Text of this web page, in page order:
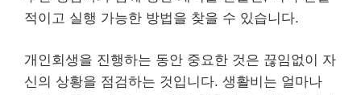
적이고 실행 가능한 방법을 찾을 수 있습니다.
개인회생을 진행하는 동안 중요한 것은 끊임없이 자
신의 상황을 점검하는 것입니다. 생활비는 얼마나